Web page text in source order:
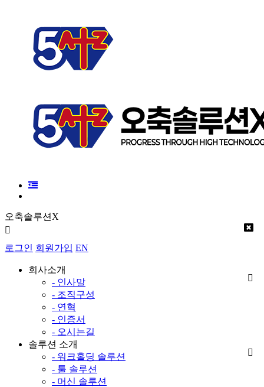
오축솔루션X
로그인 회원가입 EN
회사소개
- 인사말
- 조직구성
- 연혁
- 인증서
- 오시는길
솔루션 소개
- 워크홀딩 솔루션
- 툴 솔루션
- 머신 솔루션